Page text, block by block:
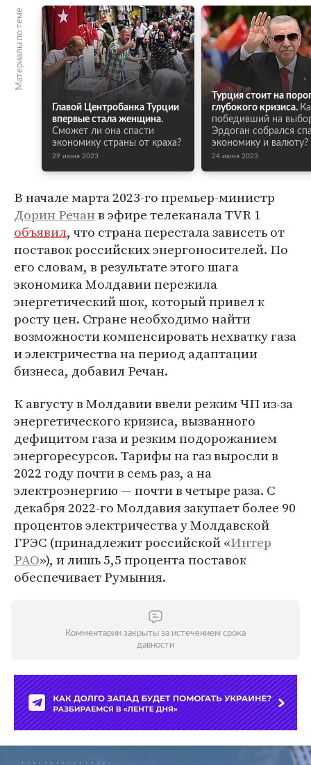
Материалы по теме
Главой Центробанка Турции
впервые стала женщина.
Сможет ли она спасти
экономику страны от краха?
29 июня 2023
Турция стоит на
глубокого кризиса.
победивший на
Эрдоган собрался
экономику и валюту?
24 июня 2023
В начале марта 2023-го премьер-министр
Дорин Речанв эфире телеканала TVR 1
объявил, что страна перестала зависеть от
поставок российских энергоносителей. По
его словам, в результате этого шага
экономика Молдавии пережила
энергетический шок, который привел к
росту цен. Стране необходимо найти
возможности компенсировать нехватку газа
и электричества на период адаптации
бизнеса, добавил Речан.
К августу в Молдавии ввели режим ЧП из-за
энергетического кризиса, вызванного
дефицитом газа и резким подорожанием
энергоресурсов. Тарифы на газ выросли в
2022 году почти в семь раз, а на
электроэнергию — почти в четыре раза. С
декабря 2022-го Молдавия закупает более 90
процентов электричества у Молдавской
ГРЭС (принадлежит российской «Интер
РАО»), и лишь 5,5 процента поставок
обеспечивает Румыния.
Комментарии закрыты за истечением срока
давности